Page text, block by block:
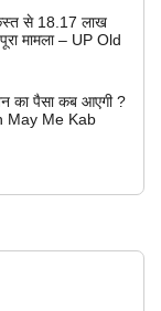
से 18.17 लाख
मामला – UP Old
का पैसा कब आएगी ?
May Me Kab